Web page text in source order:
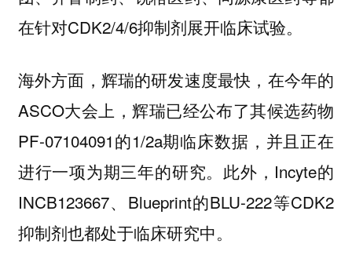
在针对CDK2/4/6抑制剂展开临床试验。
海外方面，辉瑞的研发速度最快，在今年的
ASCO大会上，辉瑞已经公布了其候选药物
PF-07104091的1/2a期临床数据，并且正在
进行一项为期三年的研究。此外，Incyte的
INCB123667、Blueprint的BLU-222等CDK2
抑制剂也都处于临床研究中。